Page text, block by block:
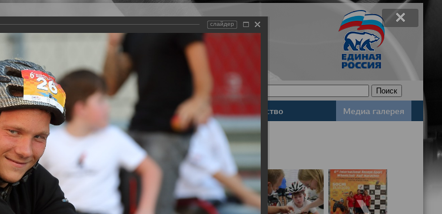
Задать вопрос
слабовидящих
Базы данных Законодательство Медиа галерея
слайдер